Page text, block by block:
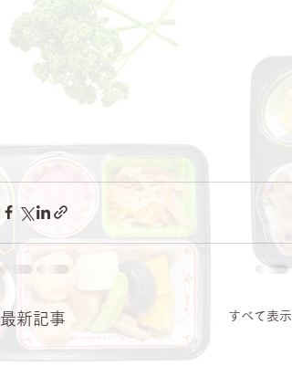
最新記事 すべて表示